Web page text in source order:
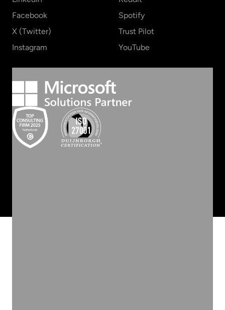
Facebook
X (Twitter)
Instagram
Spotify
Trust Pilot
YouTube